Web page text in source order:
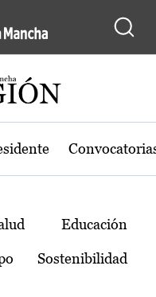
Castilla-La
Educación
Sostenibilidad